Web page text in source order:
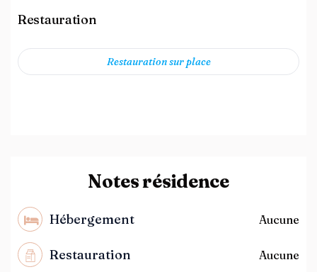
Restauration
Restauration sur place
Notes résidence
Hébergement Aucune
Restauration Aucune